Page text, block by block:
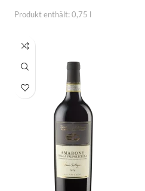
Produkt enthält: 0,75 l